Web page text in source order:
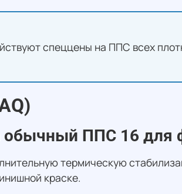
спеццены на ППС всех
ППС 16 для
термическую
краске.